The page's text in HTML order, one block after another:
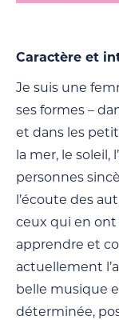
Caractère et
Je suis une
ses formes –
et dans les
la mer, le soleil,
personnes
l’écoute des
ceux qui en ont
apprendre et
actuellement
belle musique
déterminée,